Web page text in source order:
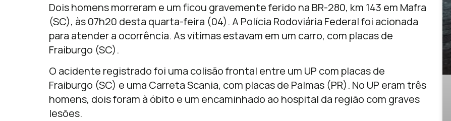
Dois homens morreram e um ficou gravemente ferido na BR-280, km 143 em Mafra
(SC), às 07h20 desta quarta-feira (04). A Polícia Rodoviária Federal foi acionada
para atender a ocorrência. As vítimas estavam em um carro, com placas de
Fraiburgo (SC).
O acidente registrado foi uma colisão frontal entre um UP com placas de
Fraiburgo (SC) e uma Carreta Scania, com placas de Palmas (PR). No UP eram três
homens, dois foram à óbito e um encaminhado ao hospital da região com graves
lesões.